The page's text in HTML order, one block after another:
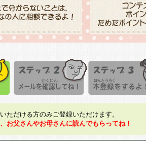
ただける方のみご登録いただけます。
お父さんやお母さんに読んでもらってね！